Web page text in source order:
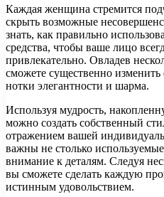
Каждая женщина стремится
скрыть возможные
знать, как правильно
средства, чтобы ваше лицо
привлекательно. Овладев
сможете существенно
нотки элегантности и шарма.
Используя мудрость,
можно создать собственный
отражением вашей
важны не столько
внимание к деталям. Следуя
вы сможете сделать каждую
истинным удовольствием.